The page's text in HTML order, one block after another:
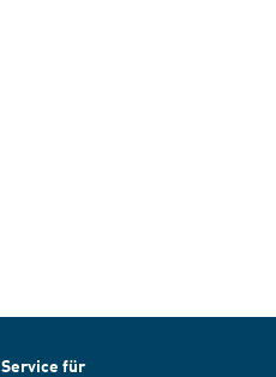
Service für